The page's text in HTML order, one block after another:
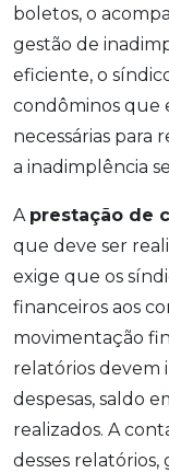
boletos, o
gestão de
eficiente, o
condôminos que
necessárias para
a inadimplência
A prestação de
que deve ser
exige que os
financeiros aos
movimentação
relatórios devem
despesas, saldo
realizados. A
desses